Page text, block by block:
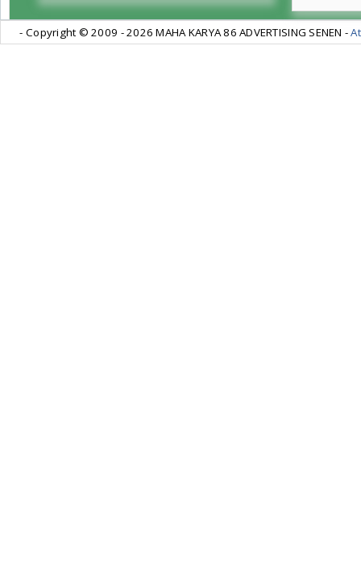
- Copyright © 2009 -2026 MAHA KARYA 86 ADVERTISING SENEN -